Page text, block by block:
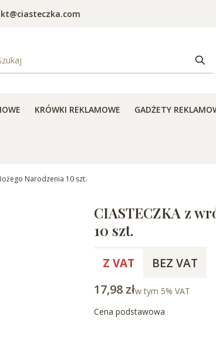
Wyczyść
KRÓWKI REKLAMOWE GADŻETY
Narodzenia 10 szt.
CIASTECZKA z
10 szt.
Z VAT
BEZ VAT
Cena
17,98 złw tym 5% VAT
w tym 5% VAT
Cena podstawowa